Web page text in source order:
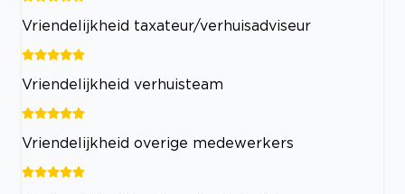
Vriendelijkheid taxateur/verhuisadviseur
Vriendelijkheid verhuisteam
Vriendelijkheid overige medewerkers